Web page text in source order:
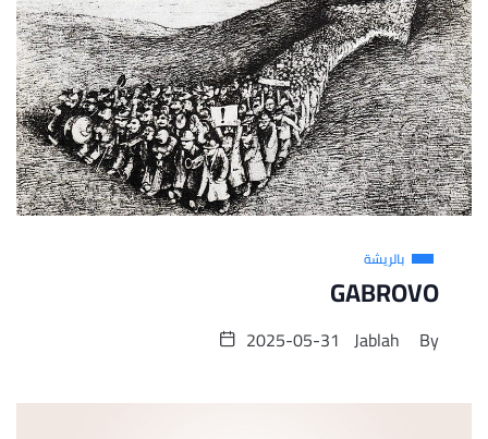
بالريشة
GABROVO
By
Jablah
2025-05-31